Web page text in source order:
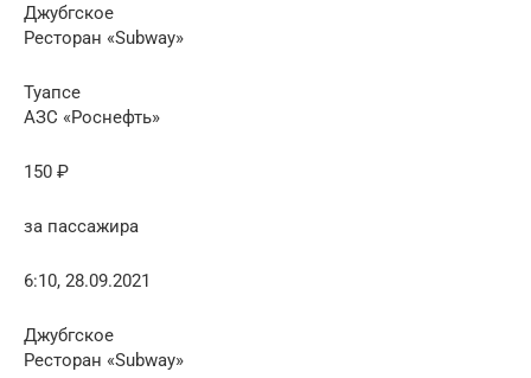
Джубгское
Ресторан «Subway»
Туапсе
АЗС «Роснефть»
150 ₽
за пассажира
6:10, 28.09.2021
Джубгское
Ресторан «Subway»